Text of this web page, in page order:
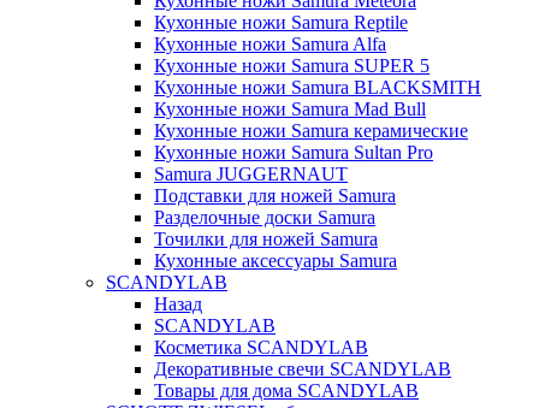
Кухонные ножи Samura Reptile
Кухонные ножи Samura Alfa
Кухонные ножи Samura SUPER 5
Кухонные ножи Samura BLACKSMITH
Кухонные ножи Samura Mad Bull
Кухонные ножи Samura керамические
Кухонные ножи Samura Sultan Pro
Samura JUGGERNAUT
Подставки для ножей Samura
Разделочные доски Samura
Точилки для ножей Samura
Кухонные аксессуары Samura
SCANDYLAB
Назад
SCANDYLAB
Косметика SCANDYLAB
Декоративные свечи SCANDYLAB
Товары для дома SCANDYLAB